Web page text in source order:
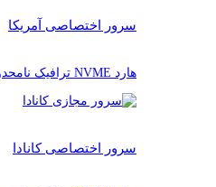
سرور اختصاصی آمریکا
هارد NVME ترافیک نامحدود
سرور اختصاصی کانادا